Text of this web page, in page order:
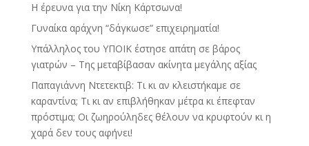
Η έρευνα για την Νίκη Κάρτσωνα!
Γυναίκα αράχνη “δάγκωσε” επιχειρηματία!
Υπάλληλος του ΥΠΟΙΚ έστησε απάτη σε βάρος
γιατρών – Της μεταβίβασαν ακίνητα μεγάλης αξίας
Παπαγιάννη Ντετεκτιβ: Τι κι αν κλειστήκαμε σε
καραντίνα; Τι κι αν επιβλήθηκαν μέτρα κι έπεφταν
πρόστιμα; Οι ζωηρούληδες θέλουν να κρυφτούν κι η
χαρά δεν τους αφήνει!